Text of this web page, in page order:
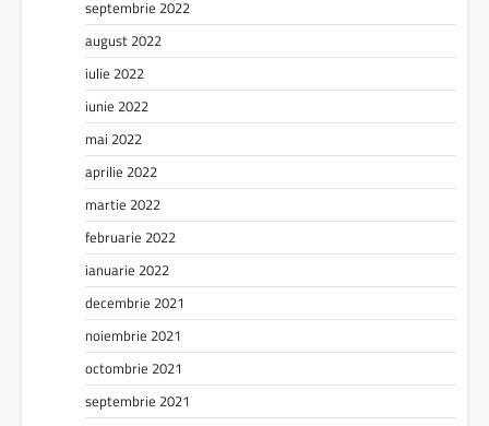
septembrie 2022
august 2022
iulie 2022
iunie 2022
mai 2022
aprilie 2022
martie 2022
februarie 2022
ianuarie 2022
decembrie 2021
noiembrie 2021
octombrie 2021
septembrie 2021